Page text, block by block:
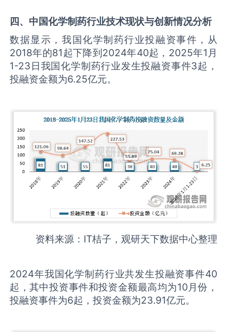
四、 中国化学制药行业技术现状与创新情况分析
数据显示，我国化学制药行业投融资事件，从
2018年的81起下降到2024年40起，2025年1月
1-23日我国化学制药行业发生投融资事件3起，
投融资金额为6.25亿元。
资料来源：IT桔子，观研天下数据中心整理
2024年我国化学制药行业共发生投融资事件40
起，其中投资事件和投资金额最高均为10月份，
投融资事件为6起，投资金额为23.91亿元。